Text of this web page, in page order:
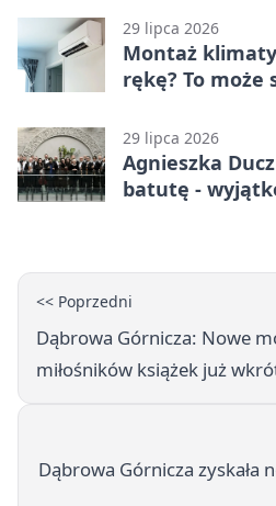
29 lipca 2026
Montaż
rękę? To może
29 lipca 2026
Agnieszka
batutę -
<< Poprzedni
Dąbrowa Górnicza: Nowe
miłośników książek już
Dąbrowa Górnicza zyskała